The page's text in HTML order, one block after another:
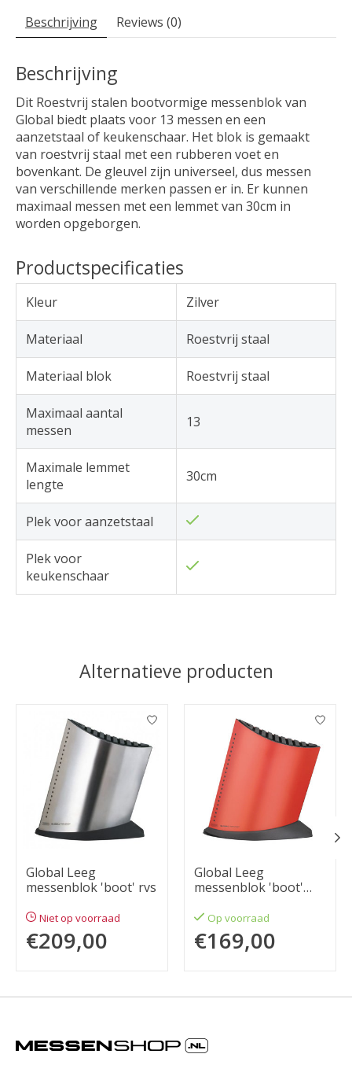
Beschrijving Reviews (0)
Beschrijving
Dit Roestvrij stalen bootvormige messenblok van
Global biedt plaats voor 13 messen en een
aanzetstaal of keukenschaar. Het blok is gemaakt
van roestvrij staal met een rubberen voet en
bovenkant. De gleuvel zijn universeel, dus messen
van verschillende merken passen er in. Er kunnen
maximaal messen met een lemmet van 30cm in
worden opgeborgen.
Productspecificaties
Kleur Zilver
Materiaal Roestvrij staal
Materiaal blok Roestvrij staal
Maximaal aantal
messen
13
Maximale lemmet
lengte
30cm
Plek voor aanzetstaal
Plek voor
keukenschaar
Alternatieve producten
Items van productcarrousel
Global Leeg
messenblok 'boot' rvs
Niet op voorraad
€209,00
Global Leeg
messenblok 'boot'
Op voorraad
€169,00